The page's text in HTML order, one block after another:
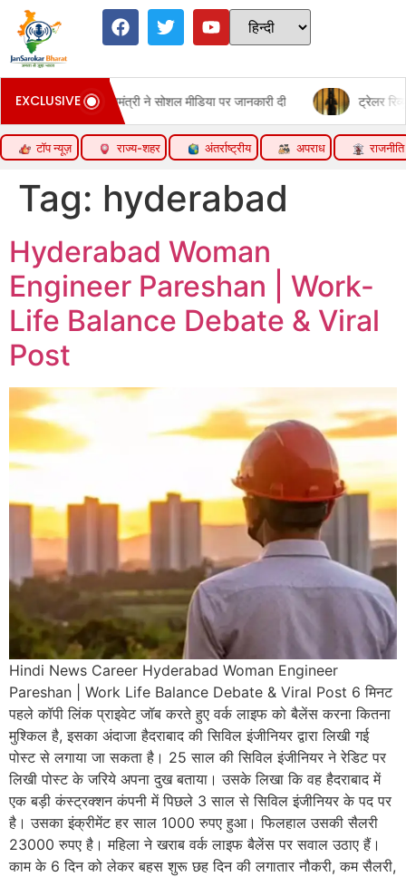
EXCLUSIVE
पर जानकारी दी ट्रेलर रिव्यू: टॉक्सिक:यश का स्वैग और खतरनाक
टॉप न्यूज़ राज्य-शहर अंतर्राष्ट्रीय अपराध राजनीति
Tag: hyderabad
Hyderabad Woman
Engineer Pareshan | Work-
Life Balance Debate & Viral
Post
Hindi News Career Hyderabad Woman Engineer
Pareshan | Work Life Balance Debate & Viral Post 6 मिनट
पहले कॉपी लिंक प्राइवेट जॉब करते हुए वर्क लाइफ को बैलेंस करना कितना
मुश्किल है, इसका अंदाजा हैदराबाद की सिविल इंजीनियर द्वारा लिखी गई
पोस्ट से लगाया जा सकता है। 25 साल की सिविल इंजीनियर ने रेडिट पर
लिखी पोस्ट के जरिये अपना दुख बताया। उसके लिखा कि वह हैदराबाद में
एक बड़ी कंस्ट्रक्शन कंपनी में पिछले 3 साल से सिविल इंजीनियर के पद पर
है। उसका इंक्रीमेंट हर साल 1000 रुपए हुआ। फिलहाल उसकी सैलरी
23000 रुपए है। महिला ने खराब वर्क लाइफ बैलेंस पर सवाल उठाए हैं।
काम के 6 दिन को लेकर बहस शुरू छह दिन की लगातार नौकरी, कम सैलरी,